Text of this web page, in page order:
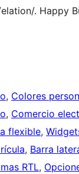
. Happy
, Colores
, Comercio
flexible,
, Barra
RTL,